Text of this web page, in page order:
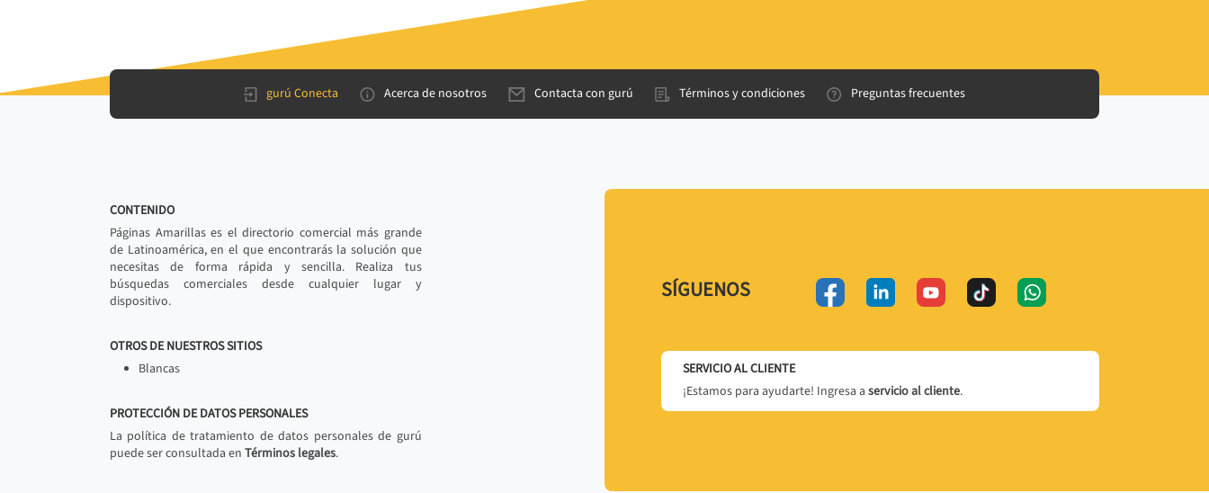
gurú Conecta Acerca de nosotros Contacta con gurú Términos y condiciones Preguntas frecuentes
CONTENIDO
Páginas Amarillas es el directorio comercial más grande
de Latinoamérica, en el que encontrarás la solución que
necesitas de forma rápida y sencilla. Realiza tus
búsquedas comerciales desde cualquier lugar y
dispositivo.
OTROS DE NUESTROS SITIOS
Blancas
PROTECCIÓN DE DATOS PERSONALES
La política de tratamiento de datos personales de gurú
puede ser consultada en Términos legales.
SÍGUENOS
SERVICIO AL CLIENTE
¡Estamos para ayudarte! Ingresa a servicio al cliente.